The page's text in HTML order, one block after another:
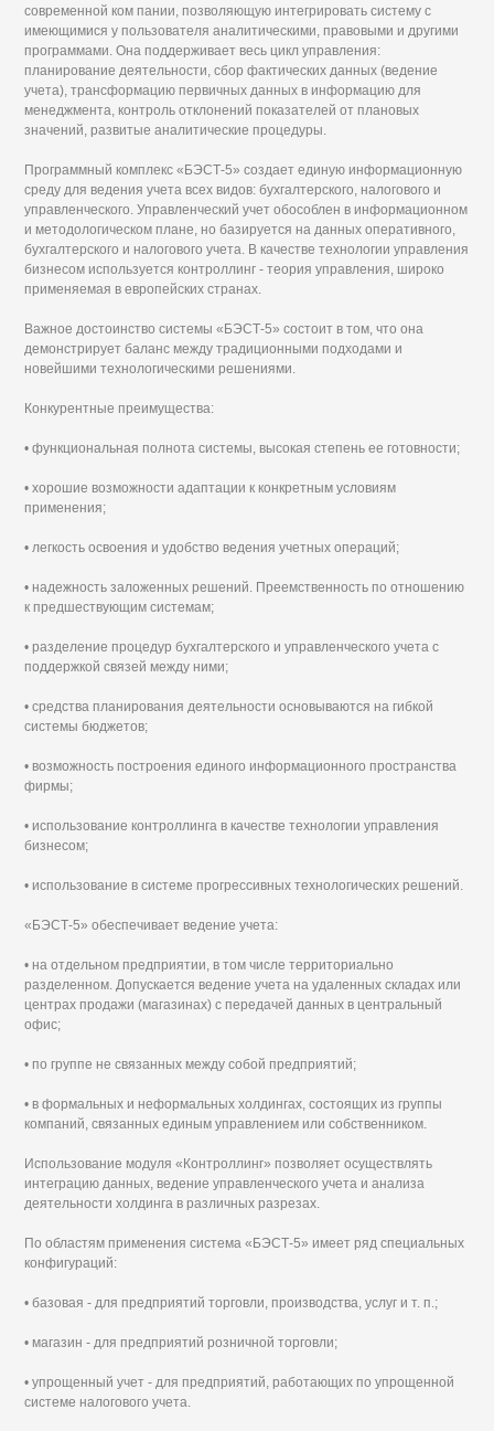
современной ком пании, позволяющую интегрировать систему с
имеющимися у пользователя аналитическими, правовыми и другими
программами. Она поддерживает весь цикл управления:
планирование деятельности, сбор фактических данных (ведение
учета), трансформацию первичных данных в информацию для
менеджмента, контроль отклонений показателей от плановых
значений, развитые аналитические процедуры.
Программный комплекс «БЭСТ-5» создает единую информационную
среду для ведения учета всех видов: бухгалтерского, налогового и
управленческого. Управленческий учет обособлен в информационном
и методологическом плане, но базируется на данных оперативного,
бухгалтерского и налогового учета. В качестве технологии управления
бизнесом используется контроллинг - теория управления, широко
применяемая в европейских странах.
Важное достоинство системы «БЭСТ-5» состоит в том, что она
демонстрирует баланс между традиционными подходами и
новейшими технологическими решениями.
Конкурентные преимущества:
• функциональная полнота системы, высокая степень ее готовности;
• хорошие возможности адаптации к конкретным условиям
применения;
• легкость освоения и удобство ведения учетных операций;
• надежность заложенных решений. Преемственность по отношению
к предшествующим системам;
• разделение процедур бухгалтерского и управленческого учета с
поддержкой связей между ними;
• средства планирования деятельности основываются на гибкой
системы бюджетов;
• возможность построения единого информационного пространства
фирмы;
• использование контроллинга в качестве технологии управления
бизнесом;
• использование в системе прогрессивных технологических решений.
«БЭСТ-5» обеспечивает ведение учета:
• на отдельном предприятии, в том числе территориально
разделенном. Допускается ведение учета на удаленных складах или
центрах продажи (магазинах) с передачей данных в центральный
офис;
• по группе не связанных между собой предприятий;
• в формальных и неформальных холдингах, состоящих из группы
компаний, связанных единым управлением или собственником.
Использование модуля «Контроллинг» позволяет осуществлять
интеграцию данных, ведение управленческого учета и анализа
деятельности холдинга в различных разрезах.
По областям применения система «БЭСТ-5» имеет ряд специальных
конфигураций:
• базовая - для предприятий торговли, производства, услуг и т. п.;
• магазин - для предприятий розничной торговли;
• упрощенный учет - для предприятий, работающих по упрощенной
системе налогового учета.